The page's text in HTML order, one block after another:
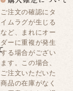
ご注文の確認にタ
イムラグが生じる
など、まれにオー
ダーに重複が発生
する場合がござい
ます。この場合、
ご注文いただいた
商品の在庫がなく